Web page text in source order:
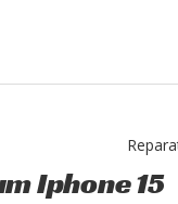
Iphone 15